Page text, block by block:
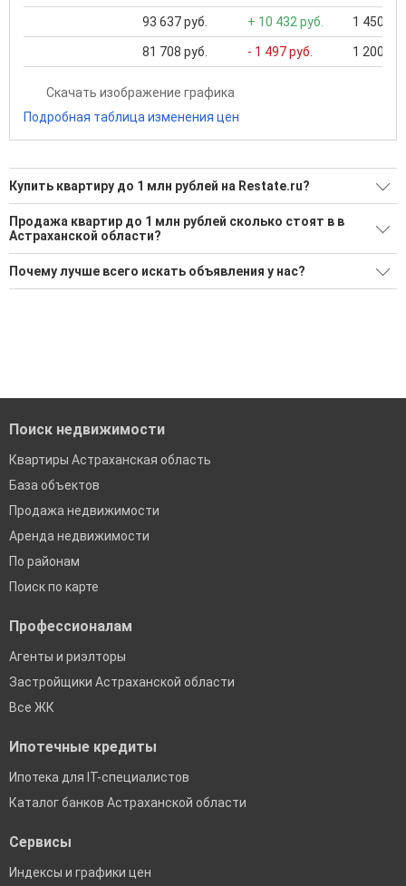
93 637 руб. + 10 432 руб. 1 450
81 708 руб. - 1 497 руб. 1 200
Скачать изображение графика
Подробная таблица изменения цен
Купить квартиру до 1 млн рублей на Restate.ru?
Ищите, как Купить квартиру до 1 млн рублей?
12 актуальных и проверенных объявлений
Воспользуйтесь нашим поиском по новостройкам, для
Продажа квартир до 1 млн рублей сколько стоят в в
Астраханской области?
Средняя площадь: 52.1 кв.м.
Почему лучше всего искать объявления у нас?
Поиск недвижимости
Квартиры Астраханская область
База объектов
Продажа недвижимости
Аренда недвижимости
По районам
Поиск по карте
Профессионалам
Агенты и риэлторы
Застройщики Астраханской области
Все ЖК
Ипотечные кредиты
Ипотека для IT-специалистов
Каталог банков Астраханской области
Сервисы
Индексы и графики цен